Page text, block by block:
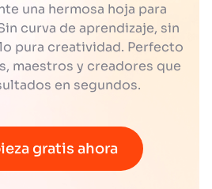
una hermosa hoja para
curva de aprendizaje, sin
pura creatividad. Perfecto
maestros y creadores que
en segundos.
gratis ahora